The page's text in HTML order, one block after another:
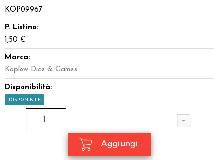
Dadi
Accessori
Giocattoli e Gadget
Offerte del Dragone
KOP09967
P. Listino:
1,50 €
Marca:
Koplow Dice & Games
Disponibilità:
DISPONIBILE